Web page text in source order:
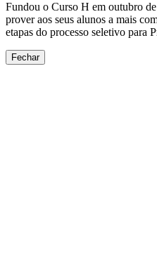
Fundou o Curso H em outubro
prover aos seus alunos a mais
etapas do processo seletivo para
Fechar